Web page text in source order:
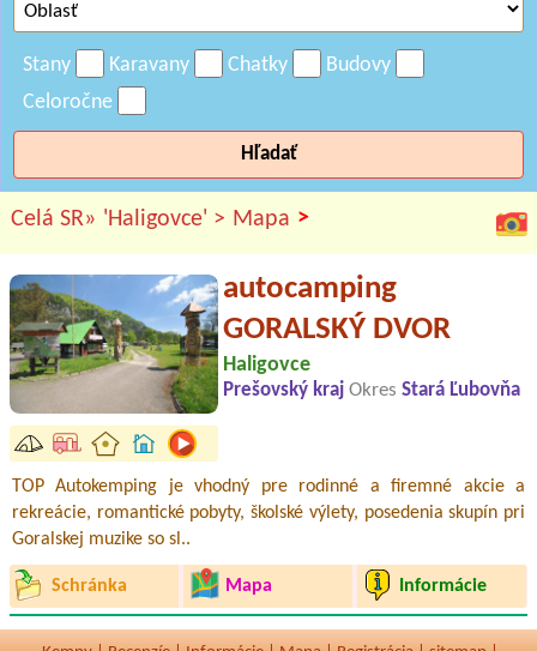
Stany Karavany Chatky
Budovy
Celoročne
Hľadať
Celá SR» 'Haligovce' > Mapa >
autocamping
GORALSKÝ DVOR
Haligovce
Prešovský kraj Okres Stará Ľubovňa
TOP Autokemping je vhodný pre rodinné a firemné akcie a
rekreácie, romantické pobyty, školské výlety, posedenia skupín pri
Goralskej muzike so sl..
Schránka Mapa Informácie